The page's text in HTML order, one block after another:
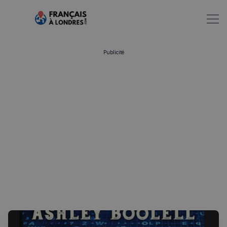
Publicité